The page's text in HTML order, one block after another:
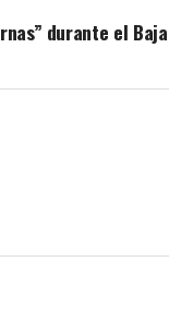
durante el Baja